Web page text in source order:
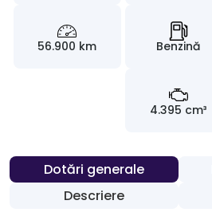
56.900 km Benzină
4.395 cm³
Dotări generale
Descriere